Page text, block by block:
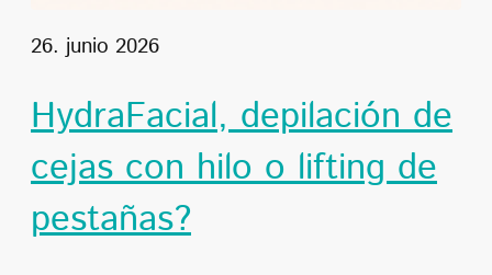
26. junio 2026
HydraFacial, depilación de
cejas con hilo o lifting de
pestañas?